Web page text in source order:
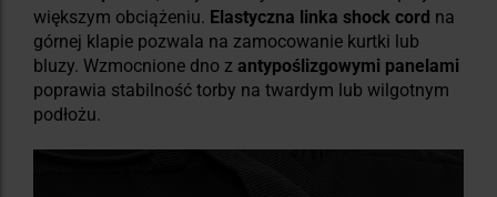
większym obciążeniu. Elastyczna linka shock cord na
górnej klapie pozwala na zamocowanie kurtki lub
bluzy. Wzmocnione dno z antypoślizgowymi panelami
poprawia stabilność torby na twardym lub wilgotnym
podłożu.